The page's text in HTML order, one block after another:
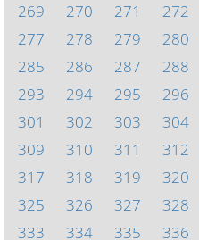
269
270 271 272
277
278 279 280
285
286 287 288
293
294 295 296
301
302 303 304
309
310 311 312
317
318 319 320
325
326 327 328
333
334 335 336